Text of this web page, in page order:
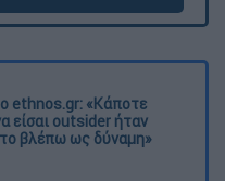
ethnos.gr: «Κάποτε
είσαι outsider ήταν
βλέπω ως δύναμη»